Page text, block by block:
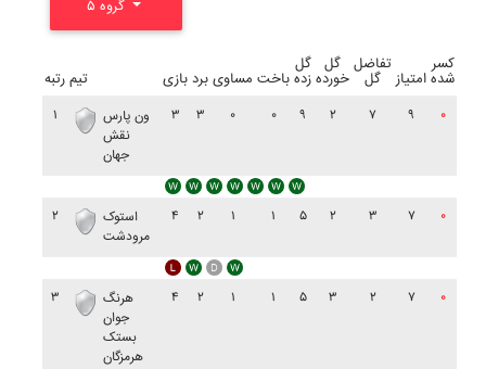
رتبه تیم بازی برد مساوی باخت
گل
زده
گل
خورده
تفاضل
گل امتیاز
کسر
شده
۱
ون پارس
نقش
جهان
۳ ۳ ۰ ۰ ۹ ۲ ۷ ۹ ۰
۲
استوک
مرودشت
۴ ۲ ۱ ۱ ۵ ۲ ۳ ۷ ۰
۳
هرنگ
جوان
بستک
هرمزگان
۴ ۲ ۱ ۱ ۵ ۳ ۲ ۷ ۰